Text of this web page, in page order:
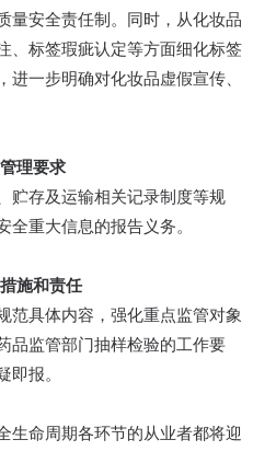
量安全责任制。同时，从化妆品
、标签瑕疵认定等方面细化标签
进一步明确对化妆品虚假宣传、
理要求
贮存及运输相关记录制度等规
全重大信息的报告义务。
施和责任
范具体内容，强化重点监管对象
品监管部门抽样检验的工作要
即报。
生命周期各环节的从业者都将迎